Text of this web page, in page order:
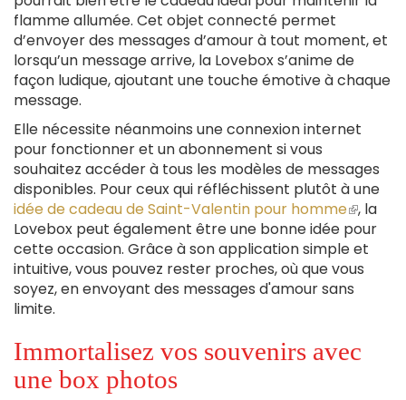
flamme allumée. Cet objet connecté permet
d’envoyer des messages d’amour à tout moment, et
lorsqu’un message arrive, la Lovebox s’anime de
façon ludique, ajoutant une touche émotive à chaque
message.
Elle nécessite néanmoins une connexion internet
pour fonctionner et un abonnement si vous
souhaitez accéder à tous les modèles de messages
disponibles. Pour ceux qui réfléchissent plutôt à une
idée de cadeau de Saint-Valentin pour homme(le
lien
est
, la
Lovebox peut également être une bonne idée pour
cette occasion. Grâce à son application simple et
intuitive, vous pouvez rester proches, où que vous
soyez, en envoyant des messages d'amour sans
limite.
Immortalisez vos souvenirs avec
une box photos